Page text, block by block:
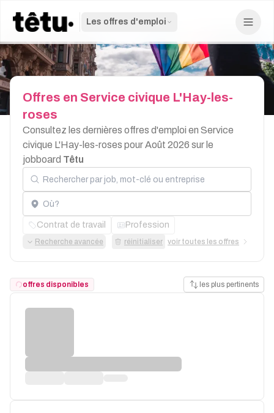
Les offres d'emploi
Offres en Service civique L'Hay-les-
roses
Consultez les dernières offres d'emploi en Service
civique L'Hay-les-roses pour Août 2026 sur le
jobboard Têtu
Rechercher par job, mot-clé ou entreprise
Localisation
Contrat de travail Profession
Recherche avancée réinitialiser voir toutes les offres
offres disponibles les plus pertinents